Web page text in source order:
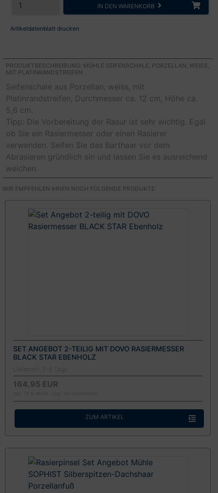
IN DEN WARENKORB
Artikeldatenblatt drucken
PRODUKTBESCHREIBUNG: MÜHLE SEIFENSCHALE, PORZELLAN, WEISS, M
IT PLATINRANDSTREIFEN
Seifenschale aus Porzellan, weiss, mit
Platinrandstreifen, Durchmesser ca. 12 cm, Höhe ca.
5,6 cm.
Tipp: Die Vorbereitung der Rasur ist sehr wichtig. Egal
ob Sie ein Rasiermesser oder einen Rasierer
verwenden. Seifen Sie das Barthaar vor dem
Abrasieren gründlich ein und lassen Sie es ausreichend
weichen.
WIR EMPFEHLEN IHNEN NOCH FOLGENDE PRODUKTE:
SET ANGEBOT 2-TEILIG MIT DOVO RASIERMESSER
BLACK STAR EBENHOLZ
164,95 EUR
ZUM ARTIKEL